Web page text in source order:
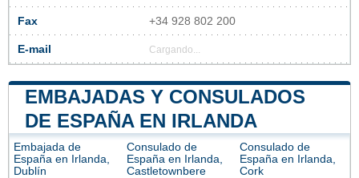
Fax +34 928 802 200
E-mail Cargando...
EMBAJADAS Y CONSULADOS
DE ESPAÑA EN IRLANDA
Embajada de
España en Irlanda,
Dublín
Consulado de
España en Irlanda,
Castletownbere
Consulado de
España en Irlanda,
Cork